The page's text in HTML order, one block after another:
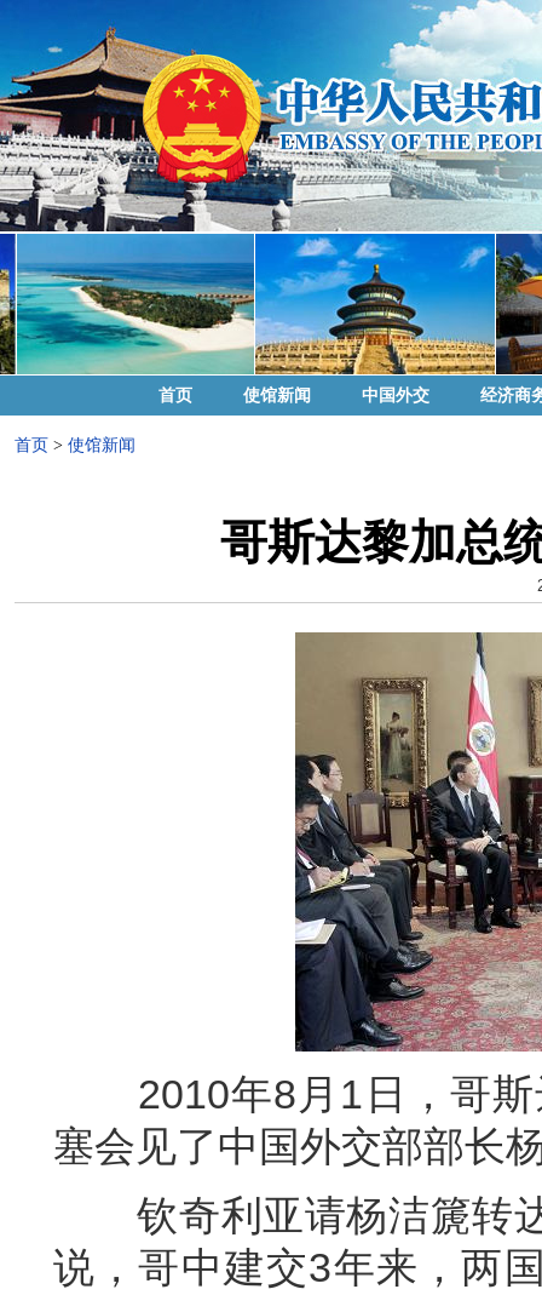
首页 使馆新闻 中国外交 经济商
首页 > 使馆新闻
哥斯达黎加总
2010年8月1日，哥斯
塞会见了中国外交部部长
钦奇利亚请杨洁篪转达
说，哥中建交3年来，两